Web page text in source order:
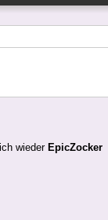
wieder EpicZocker